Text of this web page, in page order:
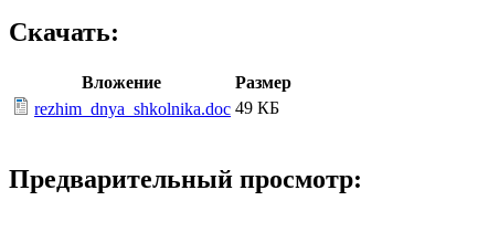
Скачать:
Вложение
Размер
rezhim_dnya_shkolnika.doc 49 КБ
Предварительный просмотр: